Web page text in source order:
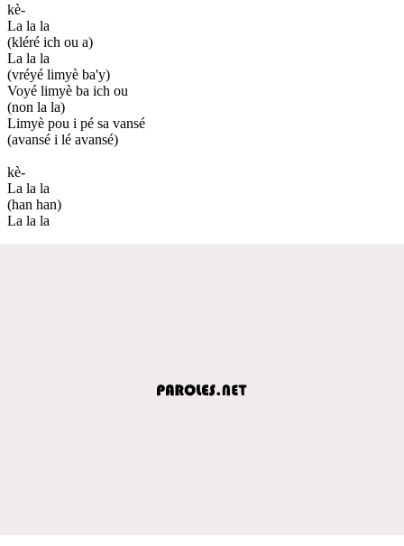
kè-
La la la
(kléré ich ou a)
La la la
(vréyé limyè ba'y)
Voyé limyè ba ich ou
(non la la)
Limyè pou i pé sa vansé
(avansé i lé avansé)
kè-
La la la
(han han)
La la la